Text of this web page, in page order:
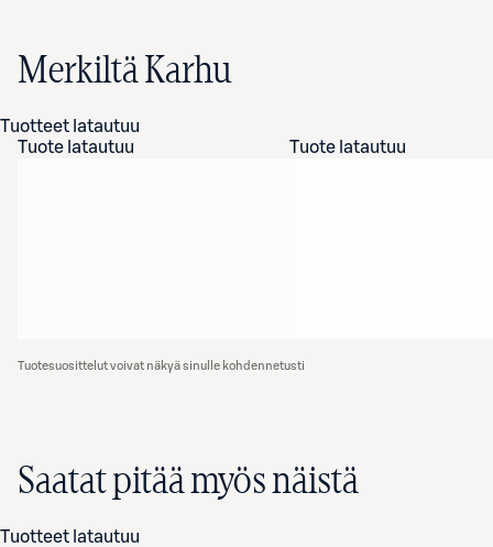
Merkiltä Karhu
Tuotteet latautuu
Tuote latautuu
Tuote latautuu
Tuotesuosittelut voivat näkyä sinulle kohdennetusti
Saatat pitää myös näistä
Tuotteet latautuu